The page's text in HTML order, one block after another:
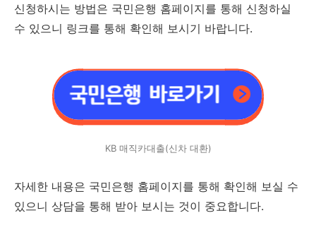
신청하시는 방법은 국민은행 홈페이지를 통해 신청하실
수 있으니 링크를 통해 확인해 보시기 바랍니다.
KB 매직카대출(신차 대환)
자세한 내용은 국민은행 홈페이지를 통해 확인해 보실 수
있으니 상담을 통해 받아 보시는 것이 중요합니다.